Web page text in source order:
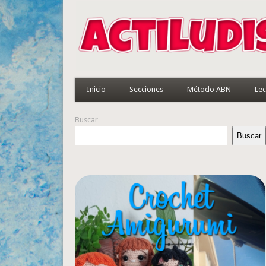
Inicio Secciones Método ABN
Buscar
Buscar